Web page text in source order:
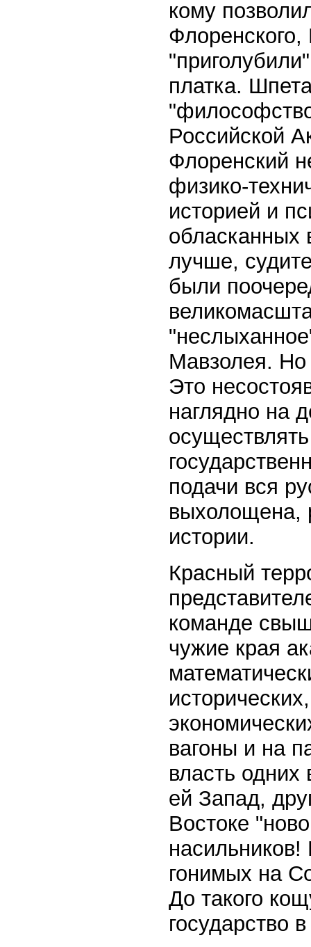
кому
платка.
Российской
Флоренский
физико-
историей и
обласканных
лучше,
были
Мавзолея. Но
Это
наглядно на
подачи вся
выхолощена,
истории.
Красный
команде
чужие края
вагоны и на
власть
ей Запад,
Востоке
гонимых на
До такого
государство